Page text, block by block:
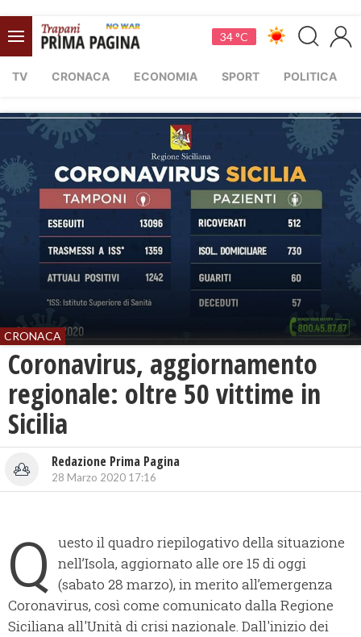
34 °C
TV CRONACA ECONOMIA SPORT POLITICA
CRONACA
Coronavirus, aggiornamento
regionale: oltre 50 vittime in
Sicilia
Redazione Prima Pagina
28 Marzo 2020 17:16
Q
uesto il quadro riepilogativo della situazione
nell’Isola, aggiornato alle ore 15 di oggi
(sabato 28 marzo), in merito all’emergenza
Coronavirus, così come comunicato dalla Regione
Siciliana all'Unità di crisi nazionale. Dall'inizio dei